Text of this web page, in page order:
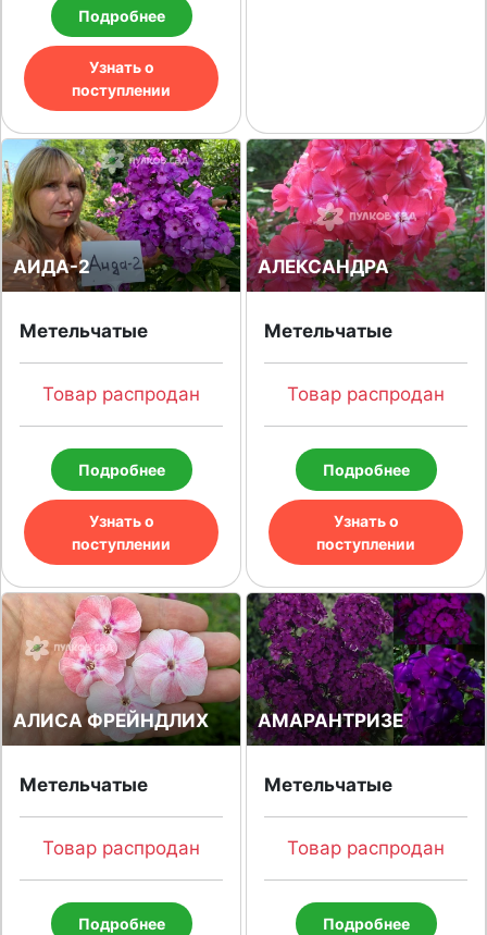
Подробнее
Узнать о
поступлении
АИДА-2
Метельчатые
Товар распродан
Подробнее
Узнать о
поступлении
АЛЕКСАНДРА
Метельчатые
Товар распродан
Подробнее
Узнать о
поступлении
АЛИСА ФРЕЙНДЛИХ
Метельчатые
Товар распродан
Подробнее
АМАРАНТРИЗЕ
Метельчатые
Товар распродан
Подробнее